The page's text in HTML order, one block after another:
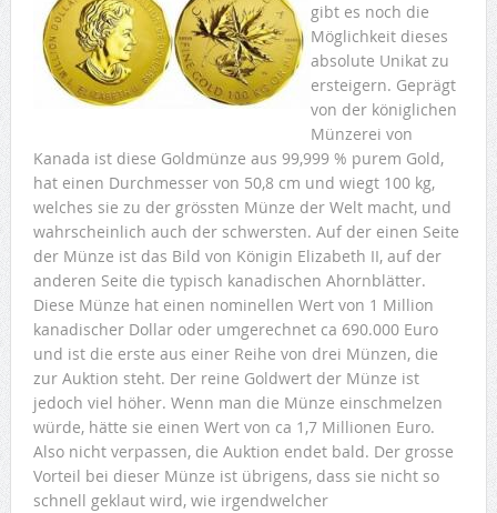
gibt es noch die
Möglichkeit dieses
absolute Unikat zu
ersteigern. Geprägt
von der königlichen
Münzerei von
Kanada ist diese Goldmünze aus 99,999 % purem Gold,
hat einen Durchmesser von 50,8 cm und wiegt 100 kg,
welches sie zu der grössten Münze der Welt macht, und
wahrscheinlich auch der schwersten. Auf der einen Seite
der Münze ist das Bild von Königin Elizabeth II, auf der
anderen Seite die typisch kanadischen Ahornblätter.
Diese Münze hat einen nominellen Wert von 1 Million
kanadischer Dollar oder umgerechnet ca 690.000 Euro
und ist die erste aus einer Reihe von drei Münzen, die
zur Auktion steht. Der reine Goldwert der Münze ist
jedoch viel höher. Wenn man die Münze einschmelzen
würde, hätte sie einen Wert von ca 1,7 Millionen Euro.
Also nicht verpassen, die Auktion endet bald. Der grosse
Vorteil bei dieser Münze ist übrigens, dass sie nicht so
schnell geklaut wird, wie irgendwelcher